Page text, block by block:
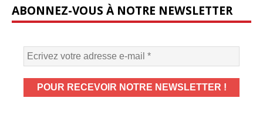
ABONNEZ-VOUS À NOTRE NEWSLETTER